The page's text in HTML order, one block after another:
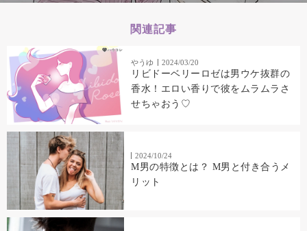
関連記事
やうゆ 2024/03/20
リビドーベリーロゼは男ウケ抜群の
香水！エロい香りで彼をムラムラさ
せちゃおう♡
2024/10/24
M男の特徴とは？ M男と付き合うメ
リット